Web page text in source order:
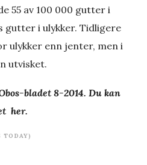
55 av 100 000 gutter i
gutter i ulykker. Tidligere
ulykker enn jenter, men i
utvisket.
bladet 8-2014. Du kan
her.